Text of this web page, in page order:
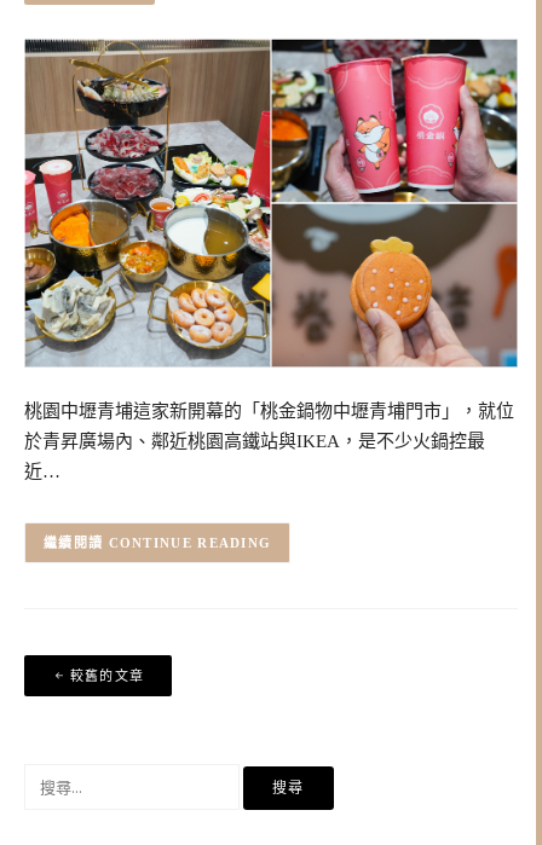
桃園中壢青埔這家新開幕的「桃金鍋物中壢青埔門市」，就位
於青昇廣場內、鄰近桃園高鐵站與IKEA，是不少火鍋控最
近…
CONTINUE READING
文
章
覽
較舊的文章